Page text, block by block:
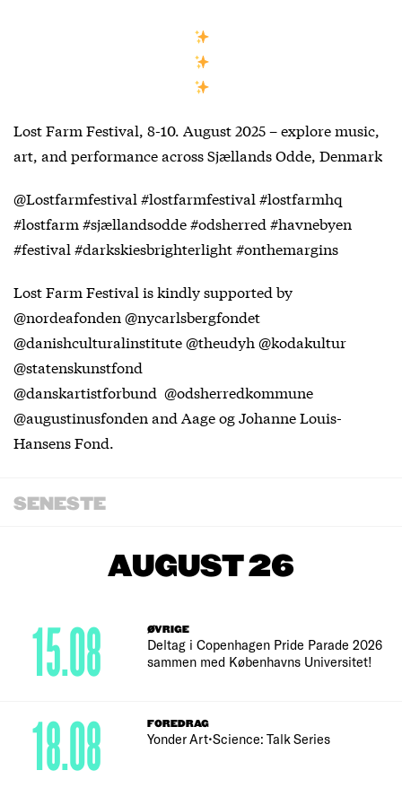
Lost Farm Festival, 8-10. August 2025 – explore music,
art, and performance across Sjællands Odde, Denmark
@Lostfarmfestival #lostfarmfestival #lostfarmhq
#lostfarm #sjællandsodde #odsherred #havnebyen
#festival #darkskiesbrighterlight #onthemargins
Lost Farm Festival is kindly supported by
@nordeafonden @nycarlsbergfondet
@danishculturalinstitute @theudyh @kodakultur
@statenskunstfond
@danskartistforbund @odsherredkommune
@augustinusfonden and Aage og Johanne Louis-
Hansens Fond.
SENESTE
AUGUST 26
ØVRIGE
Deltag i Copenhagen Pride Parade 2026
sammen med Københavns Universitet!
15.08
FOREDRAG
Yonder Art•Science: Talk Series
18.08